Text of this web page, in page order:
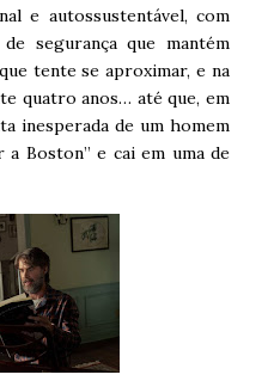
e autossustentável, com
segurança que mantém
tente se aproximar, e na
quatro anos… até que, em
inesperada de um homem
a Boston” e cai em uma de